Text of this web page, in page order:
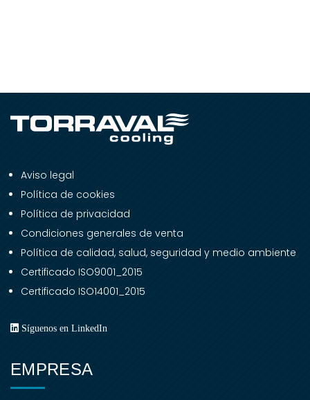
Aviso legal
Política de cookies
Política de privacidad
Condiciones generales de venta
Política de calidad, salud, seguridad y medio ambiente
Certificado ISO9001_2015
Certificado ISO14001_2015
Síguenos en LinkedIn
EMPRESA